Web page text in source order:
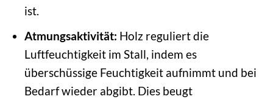
ist.
Atmungsaktivität: Holz reguliert die
Luftfeuchtigkeit im Stall, indem es
überschüssige Feuchtigkeit aufnimmt und bei
Bedarf wieder abgibt. Dies beugt